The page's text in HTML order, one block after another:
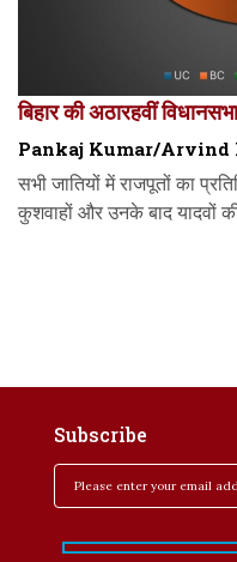
बिहार की अठारहवीं
Pankaj Kumar/Arvind
सभी जातियों में राजपूतों का
कुशवाहों और उनके बाद यादवों
Subscribe